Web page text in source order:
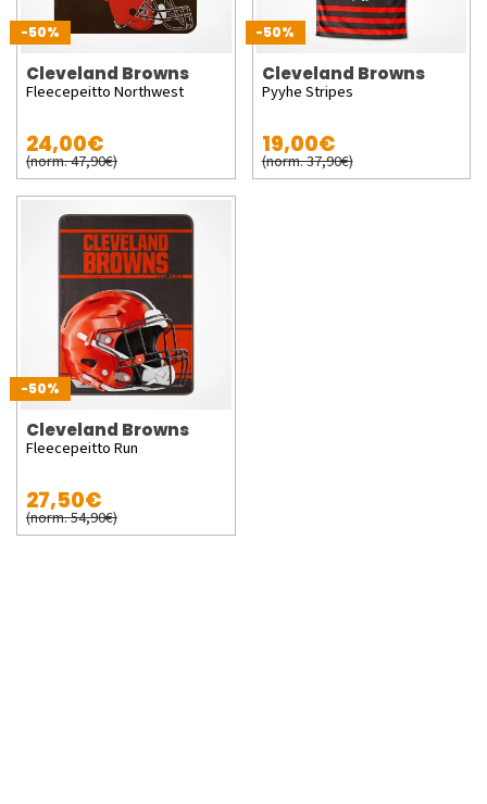
-50%
Cleveland Browns
Fleecepeitto Northwest
24,00€
(norm. 47,90€)
-50%
Cleveland Browns
Pyyhe Stripes
19,00€
(norm. 37,90€)
-50%
Cleveland Browns
Fleecepeitto Run
27,50€
(norm. 54,90€)